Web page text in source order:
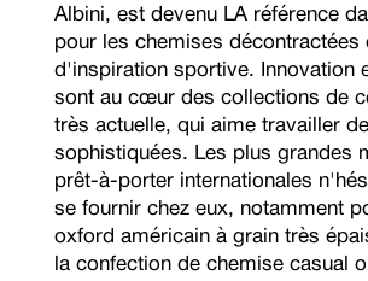
Albini, est devenu LA référence
pour les chemises décontractées
d'inspiration sportive. Innovation
sont au cœur des collections de
très actuelle, qui aime travailler
sophistiquées. Les plus grandes
prêt-à-porter internationales
se fournir chez eux, notamment
oxford américain à grain très
la confection de chemise casual